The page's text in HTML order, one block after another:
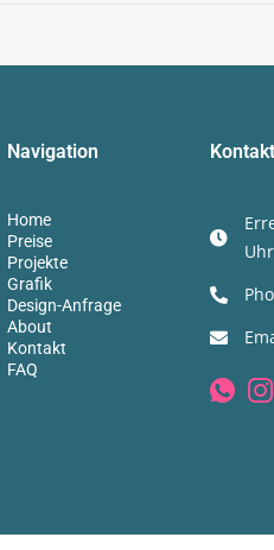
Navigation
Home
Preise
Projekte
Grafik
Design-Anfrage
About
Kontakt
FAQ
Kontakt